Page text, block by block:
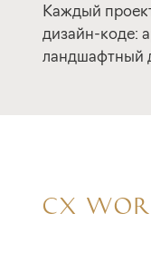
Каждый
дизайн-коде:
ландшафтный
CX